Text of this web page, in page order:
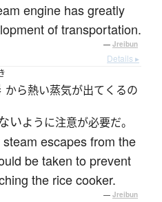
engine has greatly
of transportation.
— Jreibun
Details ▸
から熱い蒸気が出てくるの
いように注意が必要だ。
escapes from the
be taken to prevent
the rice cooker.
— Jreibun